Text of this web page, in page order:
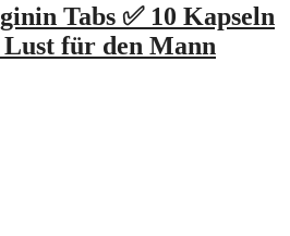
Tabs ✅ 10 Kapseln
für den Mann